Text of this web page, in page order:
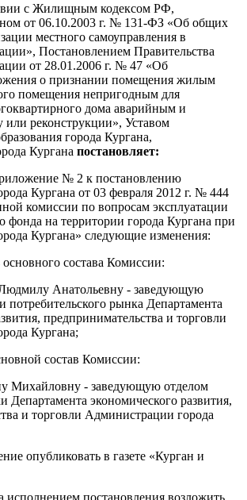
с Жилищным кодексом РФ,
от 06.10.2003 г. № 131-ФЗ «Об общих
местного самоуправления в
Постановлением Правительства
от 28.01.2006 г. № 47 «Об
о признании помещения жилым
помещения непригодным для
дома аварийным и
реконструкции», Уставом
города Кургана,
Кургана постановляет:
№ 2 к постановлению
Кургана от 03 февраля 2012 г. № 444
комиссии по вопросам эксплуатации
фонда на территории города Кургана при
Кургана» следующие изменения:
состава Комиссии:
Анатольевну - заведующую
потребительского рынка Департамента
предпринимательства и торговли
Кургана;
состав Комиссии:
Михайловну - заведующую отделом
Департамента экономического развития,
и торговли Администрации города
опубликовать в газете «Курган и
исполнением постановления возложить